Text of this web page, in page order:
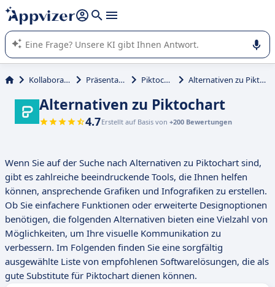
beantworten (mehrere Zeilen mit
Die KI von Appvizer führt Sie bei der Nutzung oder Auswahl
von SaaS-Software in Unternehmen.
Kollaboration Präsentation Piktochart Alternativen zu Piktochart
Alternativen zu Piktochart
4.7Erstellt auf Basis von +200 Bewertungen
Wenn Sie auf der Suche nach Alternativen zu Piktochart sind,
gibt es zahlreiche beeindruckende Tools, die Ihnen helfen
können, ansprechende Grafiken und Infografiken zu erstellen.
Ob Sie einfachere Funktionen oder erweiterte Designoptionen
benötigen, die folgenden Alternativen bieten eine Vielzahl von
Möglichkeiten, um Ihre visuelle Kommunikation zu
verbessern. Im Folgenden finden Sie eine sorgfältig
ausgewählte Liste von empfohlenen Softwarelösungen, die als
gute Substitute für Piktochart dienen können.